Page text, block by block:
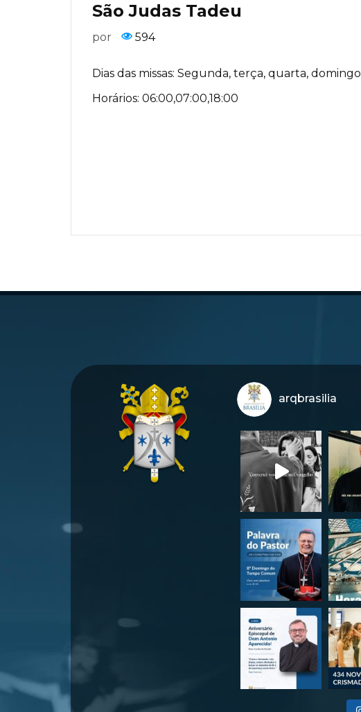
São Judas Tadeu
por 594
Dias das missas: Segunda, terça, quarta, domingo
Horários: 06:00,07:00,18:00
arqbrasilia